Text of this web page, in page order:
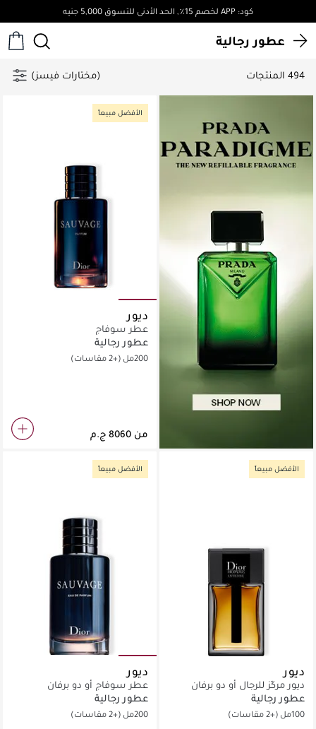
توصيل مجاني لجميع الطلبات فوق 4,000ج.م
عطور رجالية
494 المنتجات (مختارات فيسز)
الأفضل مبيعاً
ديور
عطر سوفاج
عطور رجالية
200مل (+2 مقاسات)
من
الأفضل مبيعاً
ديور
ديور مركّز للرجال أو دو برفان
عطور رجالية
100مل (+2 مقاسات)
الأفضل مبيعاً
ديور
عطر سوفاج أو دو برفان
عطور رجالية
200مل (+2 مقاسات)